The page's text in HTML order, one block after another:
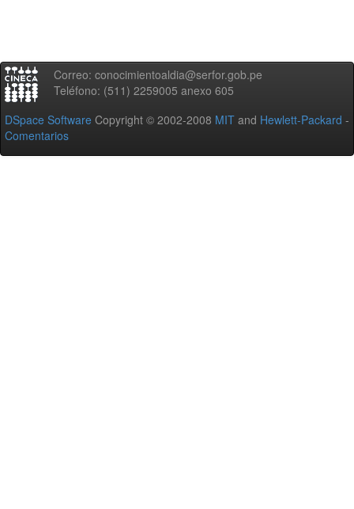
Correo: conocimientoaldia@serfor.gob.pe
Teléfono: (511) 2259005 anexo 605
DSpace Software Copyright © 2002-2008 MIT and Hewlett-Packard -
Comentarios